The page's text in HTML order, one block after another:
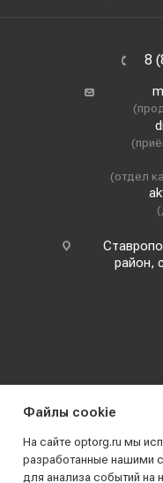
8
(отдел
район,
Файлы cookie
На сайте optorg.ru мы
разработанные нашими
для анализа событий на